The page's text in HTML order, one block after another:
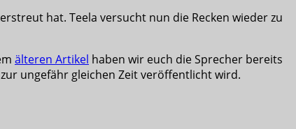
hat. Teela versucht nun die Recken wieder zu
älteren Artikel haben wir euch die Sprecher bereits
ungefähr gleichen Zeit veröffentlicht wird.